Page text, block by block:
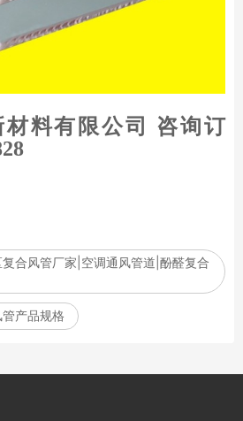
材料有限公司 咨询订
复合风管厂家|空调通风管道|酚醛复合
产品规格